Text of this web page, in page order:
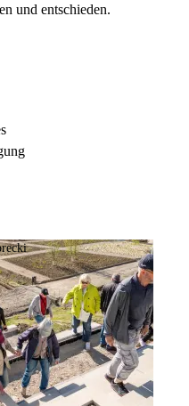
und entschieden.